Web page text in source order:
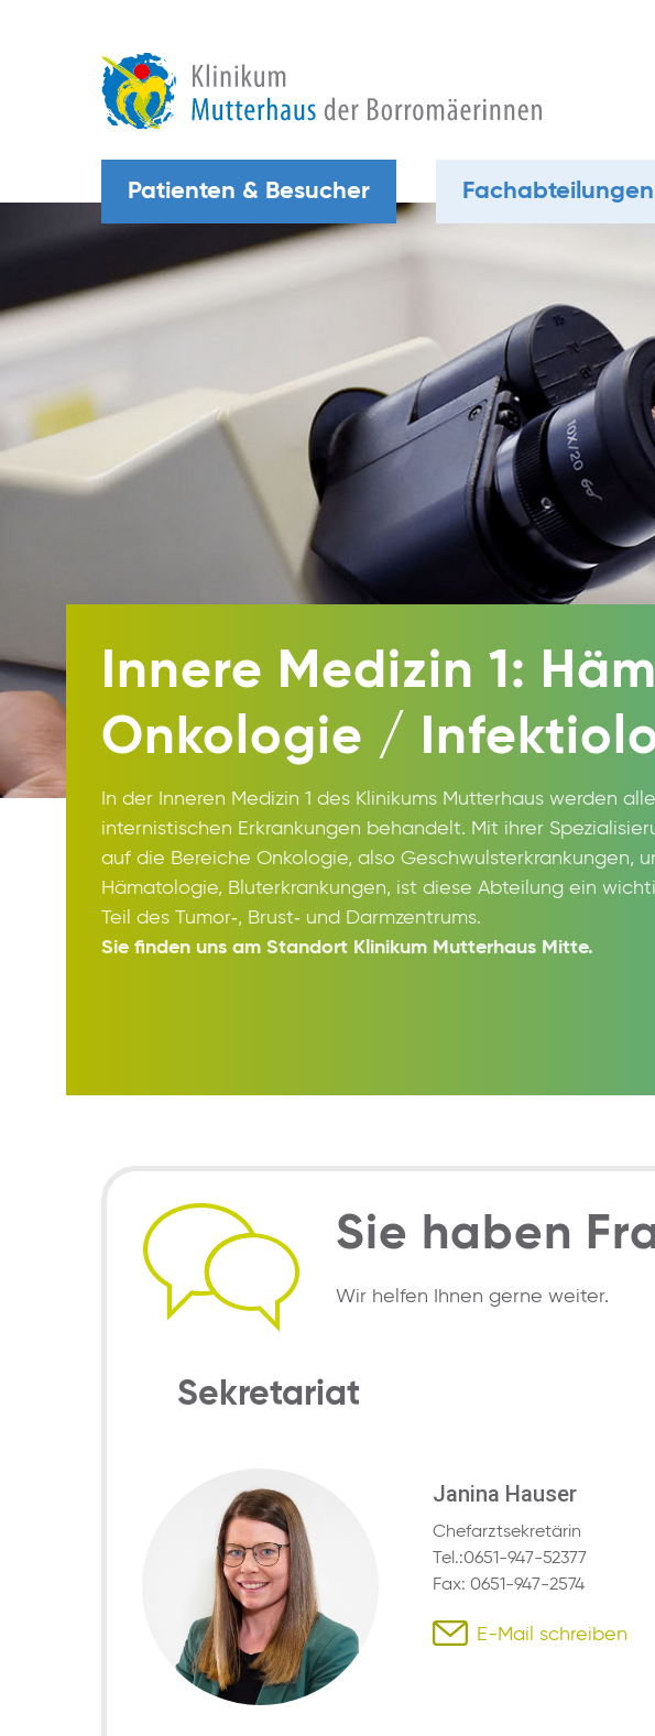
Patienten & Besucher
Innere Medizin 1:
Onkologie /
In der Inneren Medizin 1 des Klinikums Mutterhaus werden alle
internistischen Erkrankungen behandelt. Mit ihrer
auf die Bereiche Onkologie, also Geschwulsterkrankungen,
Hämatologie, Bluterkrankungen, ist diese Abteilung ein
Teil des Tumor‑, Brust‑ und Darmzentrums.
Sie finden uns am Standort Klinikum Mutterhaus Mitte.
Sie haben
Wir helfen Ihnen gerne weiter.
Sekretariat
Janina Hauser
Chefarztsekretärin
Tel.:0651-947-52377
Fax: 0651-947-2574
E-Mail schreiben